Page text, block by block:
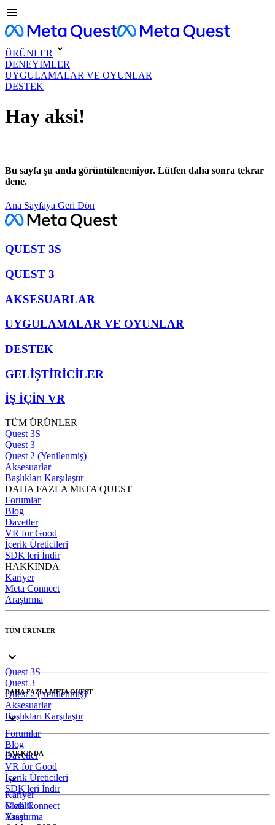
ÜRÜNLER
DENEYİMLER
UYGULAMALAR VE OYUNLAR
DESTEK
Hay aksi!
Bu sayfa şu anda görüntülenemiyor. Lütfen daha sonra tekrar
dene.
Ana Sayfaya Geri Dön
QUEST 3S
QUEST 3
AKSESUARLAR
UYGULAMALAR VE OYUNLAR
DESTEK
GELİŞTİRİCİLER
İŞ İÇİN VR
TÜM ÜRÜNLER
Quest 3S
Quest 3
Quest 2 (Yenilenmiş)
Aksesuarlar
Başlıkları Karşılaştır
DAHA FAZLA META QUEST
Forumlar
Blog
Davetler
VR for Good
İçerik Üreticileri
SDK'leri İndir
HAKKINDA
Kariyer
Meta Connect
Araştırma
TÜM ÜRÜNLER
Quest 3S
Quest 3
Quest 2 (Yenilenmiş)
Aksesuarlar
Başlıkları Karşılaştır
DAHA FAZLA META QUEST
Forumlar
Blog
Davetler
VR for Good
İçerik Üreticileri
SDK'leri İndir
HAKKINDA
Kariyer
Meta Connect
Araştırma
Gizlilik
Yasal